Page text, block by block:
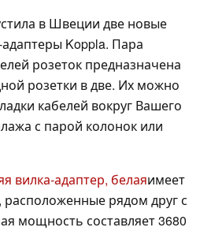
в Швеции две новые
Koppla. Пара
розеток предназначена
розетки в две. Их можно
кабелей вокруг Вашего
с парой колонок или
вилка-адаптер, белаяимеет
расположенные рядом друг с
мощность составляет 3680